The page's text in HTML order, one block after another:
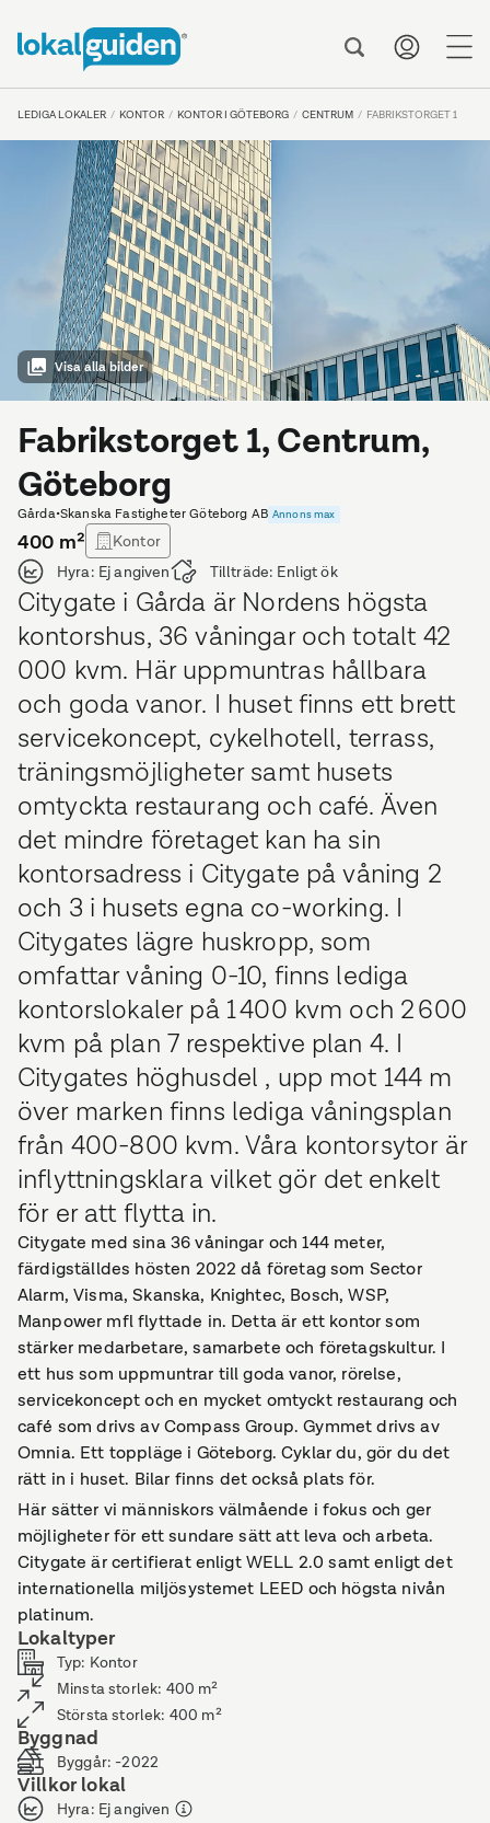
LEDIGA LOKALER KONTOR KONTOR I GÖTEBORG CENTRUM FABRIKSTORGET 1
Visa alla bilder
Fabrikstorget 1, Centrum,
Göteborg
Gårda•Skanska Fastigheter Göteborg AB Annons max
400 m²
Kontor
Hyra: Ej angiven Tillträde: Enligt ök
Citygate i Gårda är Nordens högsta
kontorshus, 36 våningar och totalt 42
000 kvm. Här uppmuntras hållbara
och goda vanor. I huset finns ett brett
servicekoncept, cykelhotell, terrass,
träningsmöjligheter samt husets
omtyckta restaurang och café. Även
det mindre företaget kan ha sin
kontorsadress i Citygate på våning 2
och 3 i husets egna co-working. I
Citygates lägre huskropp, som
omfattar våning 0-10, finns lediga
kontorslokaler på 1 400 kvm och 2 600
kvm på plan 7 respektive plan 4. I
Citygates höghusdel , upp mot 144 m
över marken finns lediga våningsplan
från 400-800 kvm. Våra kontorsytor är
inflyttningsklara vilket gör det enkelt
för er att flytta in.
Citygate med sina 36 våningar och 144 meter,
färdigställdes hösten 2022 då företag som Sector
Alarm, Visma, Skanska, Knightec, Bosch, WSP,
Manpower mfl flyttade in. Detta är ett kontor som
stärker medarbetare, samarbete och företagskultur. I
ett hus som uppmuntrar till goda vanor, rörelse,
servicekoncept och en mycket omtyckt restaurang och
café som drivs av Compass Group. Gymmet drivs av
Omnia. Ett toppläge i Göteborg. Cyklar du, gör du det
rätt in i huset. Bilar finns det också plats för.
Här sätter vi människors välmående i fokus och ger
möjligheter för ett sundare sätt att leva och arbeta.
Citygate är certifierat enligt WELL 2.0 samt enligt det
internationella miljösystemet LEED och högsta nivån
platinum.
Lokaltyper
Typ: Kontor
Minsta storlek: 400 m²
Största storlek: 400 m²
Byggnad
Byggår: -2022
Villkor lokal
Hyra: Ej angiven